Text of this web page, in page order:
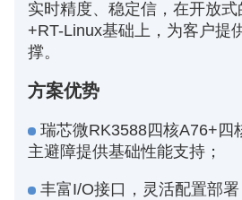
实时精度、稳定信，在开放
+RT-Linux基础上，为客户提
撑。
方案优势
瑞芯微RK3588四核A76+四
主避障提供基础性能支持；
丰富I/O接口，灵活配置部